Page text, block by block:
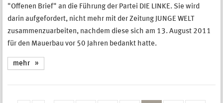
"Offenen Brief" an die Führung der Partei DIE LINKE. Sie wird
darin aufgefordert, nicht mehr mit der Zeitung JUNGE WELT
zusammenzuarbeiten, nachdem diese sich am 13. August 2011
für den Mauerbau vor 50 Jahren bedankt hatte.
mehr